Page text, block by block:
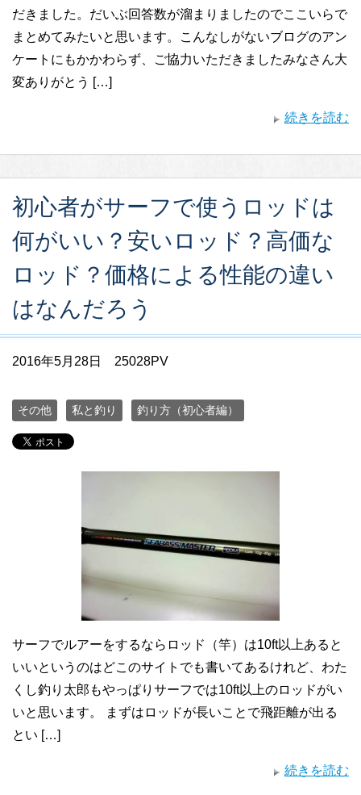
だきました。だいぶ回答数が溜まりましたのでここいらで
まとめてみたいと思います。こんなしがないブログのアン
ケートにもかかわらず、ご協力いただきましたみなさん大
変ありがとう […]
続きを読む
初心者がサーフで使うロッドは
何がいい？安いロッド？高価な
ロッド？価格による性能の違い
はなんだろう
2016年5月28日 25028PV
その他 私と釣り 釣り方（初心者編）
サーフでルアーをするならロッド（竿）は10ft以上あると
いいというのはどこのサイトでも書いてあるけれど、わた
くし釣り太郎もやっぱりサーフでは10ft以上のロッドがい
いと思います。 まずはロッドが長いことで飛距離が出る
とい […]
続きを読む